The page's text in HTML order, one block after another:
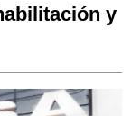
y